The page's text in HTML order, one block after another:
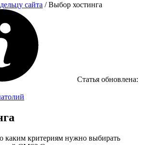
сайта / Выбор хостинга
Статья обновлена:
каким критериям нужно выбирать